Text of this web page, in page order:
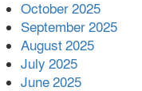
গ্রেফতার।
৩০ জুলাই
প্রকাশ।
October 2025
September 2025
August 2025
July 2025
June 2025